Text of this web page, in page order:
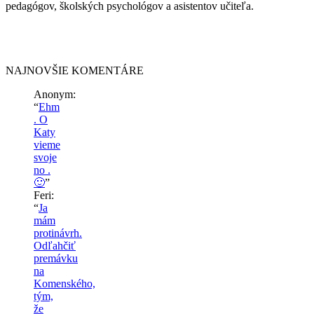
pedagógov, školských psychológov a asistentov učiteľa.
NAJNOVŠIE KOMENTÁRE
Anonym:
“Ehm
. O
Katy
vieme
svoje
no .
🙂”
Feri:
“Ja
mám
protinávrh.
Odľahčiť
premávku
na
Komenského,
tým,
že